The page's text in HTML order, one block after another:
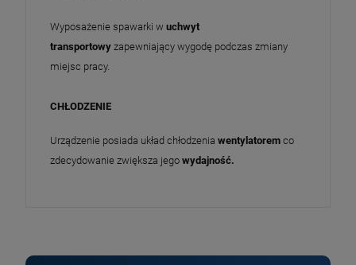
Wyposażenie spawarki w uchwyt
transportowy zapewniający wygodę podczas zmiany
miejsc pracy.
CHŁODZENIE
Urządzenie posiada układ chłodzenia wentylatorem co
zdecydowanie zwiększa jego wydajność.